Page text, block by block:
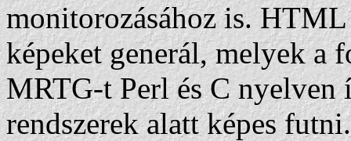
monitorozásához is.
képeket generál, melyek a
MRTG-t Perl és C
rendszerek alatt képes